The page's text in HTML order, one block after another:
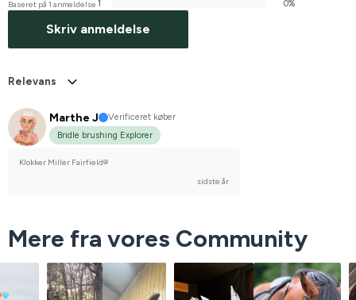
Baseret på 1 anmeldelse 1
0%
Skriv anmeldelse
Relevans
Marthe J
Verificeret køber
Bridle brushing Explorer
Klokker Miller Fairfield®
sidste år
Mere fra vores Community